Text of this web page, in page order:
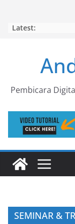
Latest:
Pembicara
SEMINAR &